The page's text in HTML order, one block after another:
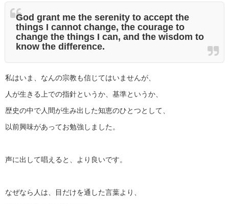
God grant me the serenity to accept the
things I cannot change, the courage to
change the things I can, and the wisdom to
know the difference.
私はいま、なんの宗教も信じてはいませんが、
人が生きる上での指針というか、基準というか、
歴史の中で人間が生み出した知恵のひとつとして、
以前興味があってお勉強しました。
声に出して唱えると、より良いです。
なぜなら人は、目だけを通した言葉より、